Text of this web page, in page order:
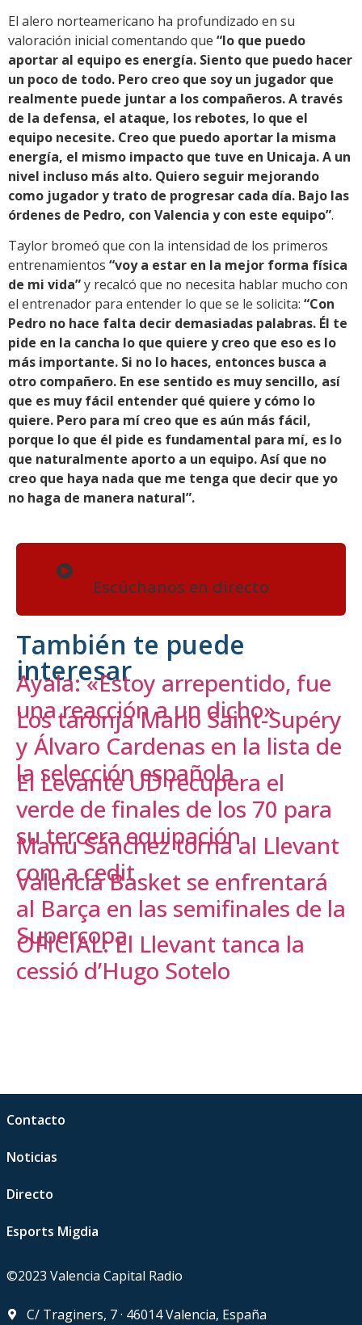
El alero norteamericano ha profundizado en su
valoración inicial comentando que “lo que puedo
aportar al equipo es energía. Siento que puedo hacer
un poco de todo. Pero creo que soy un jugador que
realmente puede juntar a los compañeros. A través
de la defensa, el ataque, los rebotes, lo que el
equipo necesite. Creo que puedo aportar la misma
energía, el mismo impacto que tuve en Unicaja. A un
nivel incluso más alto. Quiero seguir mejorando
como jugador y trato de progresar cada día. Bajo las
órdenes de Pedro, con Valencia y con este equipo”.
Taylor bromeó que con la intensidad de los primeros
entrenamientos “voy a estar en la mejor forma física
de mi vida”y recalcó que no necesita hablar mucho con
el entrenador para entender lo que se le solicita: “Con
Pedro no hace falta decir demasiadas palabras. Él te
pide en la cancha lo que quiere y creo que eso es lo
más importante. Si no lo haces, entonces busca a
otro compañero. En ese sentido es muy sencillo, así
que es muy fácil entender qué quiere y cómo lo
quiere. Pero para mí creo que es aún más fácil,
porque lo que él pide es fundamental para mí, es lo
que naturalmente aporto a un equipo. Así que no
creo que haya nada que me tenga que decir que yo
no haga de manera natural”.
Escúchanos en directo
También te puede
interesar
Ayala: «Estoy arrepentido, fue
una reacción a un dicho»
Los taronja Mario Saint-Supéry
y Álvaro Cardenas en la lista de
la selección española
El Levante UD recupera el
verde de finales de los 70 para
su tercera equipación
Manu Sánchez torna al Llevant
com a cedit
Valencia Basket se enfrentará
al Barça en las semifinales de la
Supercopa
OFICIAL: El Llevant tanca la
cessió d’Hugo Sotelo
Contacto
Noticias
Directo
Esports Migdia
©2023 Valencia Capital Radio
C/ Traginers, 7 · 46014 Valencia, España